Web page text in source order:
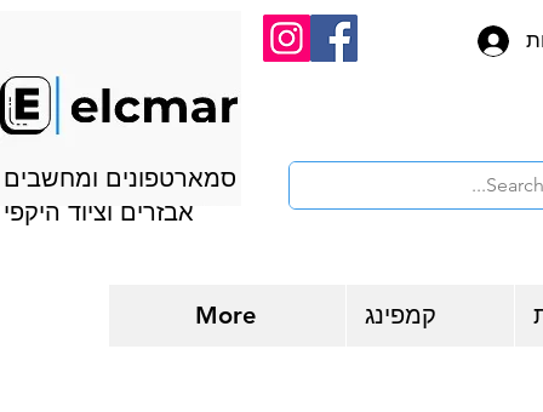
סמארטפונים ומחשבים
אבזרים וציוד היקפי
קמפינג More